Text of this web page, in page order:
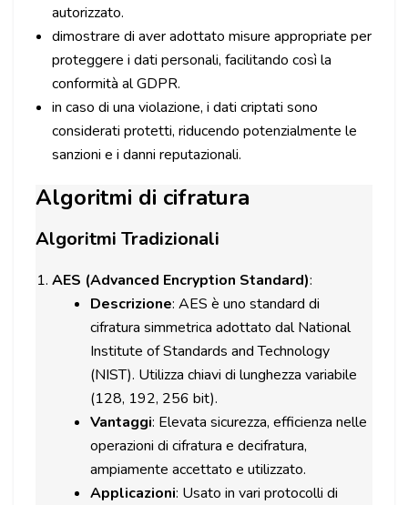
autorizzato.
dimostrare di aver adottato misure appropriate per
proteggere i dati personali, facilitando così la
conformità al GDPR.
in caso di una violazione, i dati criptati sono
considerati protetti, riducendo potenzialmente le
sanzioni e i danni reputazionali.
Algoritmi di cifratura
Algoritmi Tradizionali
AES (Advanced Encryption Standard):
Descrizione: AES è uno standard di
cifratura simmetrica adottato dal National
Institute of Standards and Technology
(NIST). Utilizza chiavi di lunghezza variabile
(128, 192, 256 bit).
Vantaggi: Elevata sicurezza, efficienza nelle
operazioni di cifratura e decifratura,
ampiamente accettato e utilizzato.
Applicazioni: Usato in vari protocolli di